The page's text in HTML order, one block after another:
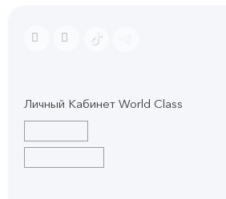
Личный Кабинет World Class